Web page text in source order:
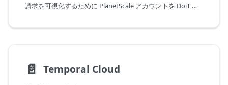
請求を可視化するために PlanetScale アカウントを DoiT に接続します
📄️ Temporal Cloud